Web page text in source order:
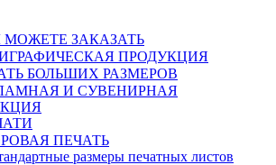
ЗАКАЗАТЬ
ПРОДУКЦИЯ
БОЛЬШИХ РАЗМЕРОВ
И СУВЕНИРНАЯ
ПЕЧАТЬ
размеры печатных листов